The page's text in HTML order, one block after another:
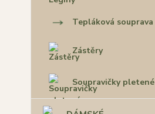
Tepláková souprava
Zástěry
Soupravičky pletené